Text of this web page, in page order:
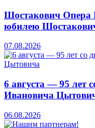
Шостакович Опера
юбилею
07.08.2026
6 августа — 95 лет
Ивановича
06.08.2026